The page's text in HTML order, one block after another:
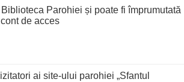
Parohiei și poate fi împrumutată
de acces
ai site-ului parohiei „Sfantul